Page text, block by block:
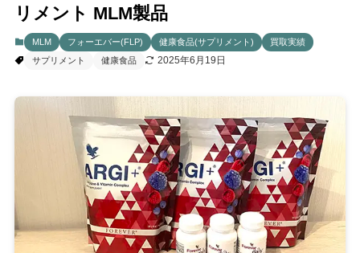
リメント MLM製品
MLM フォーエバー(FLP) 健康食品(サプリメント)
買取実績
サプリメント
健康食品 2025年6月19日